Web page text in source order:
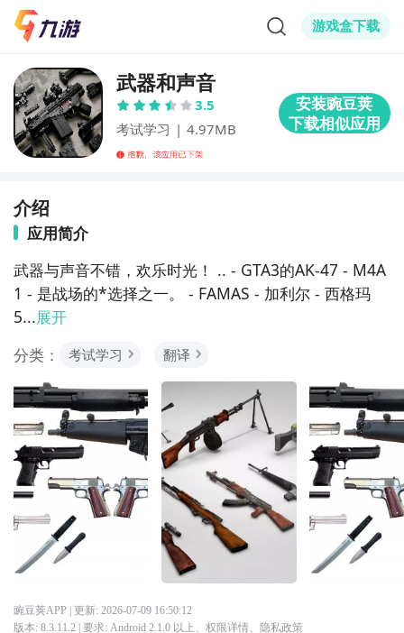
游戏盒下载
武器和声音
3.5
考试学习 | 4.97MB
介绍
应用简介
武器与声音不错，欢乐时光！ .. - GTA3的AK-47 - M4A
1 - 是战场的*选择之一。 - FAMAS - 加利尔 - 西格玛
5...展开
分类：
考试学习 翻译
豌豆荚APP | 更新: 2026-07-09 16:50:12
版本: 8.3.11.2| 要求: Android 2.1.0 以上、 权限详情、 隐私政策